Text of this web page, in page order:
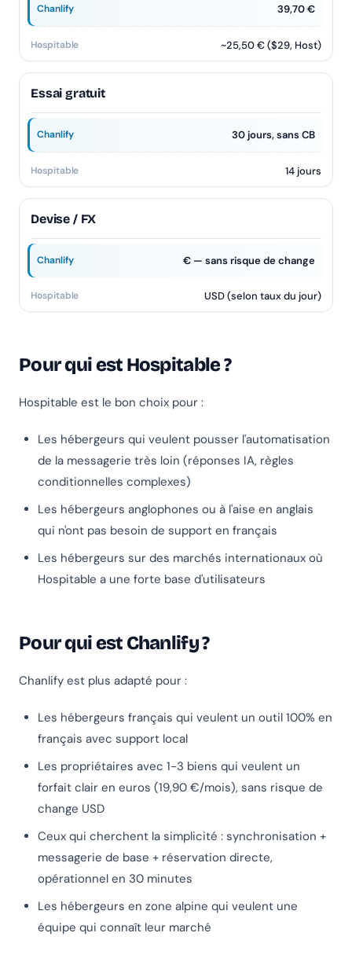
39,70 €
~25,50 € ($29, Host)
Essai gratuit
30 jours, sans CB
14 jours
Devise / FX
€ — sans risque de change
USD (selon taux du jour)
Pour qui est Hospitable ?
Hospitable est le bon choix pour :
Les hébergeurs qui veulent pousser l'automatisation
de la messagerie très loin (réponses IA, règles
conditionnelles complexes)
Les hébergeurs anglophones ou à l'aise en anglais
qui n'ont pas besoin de support en français
Les hébergeurs sur des marchés internationaux où
Hospitable a une forte base d'utilisateurs
Pour qui est Chanlify ?
Chanlify est plus adapté pour :
Les hébergeurs français qui veulent un outil 100% en
français avec support local
Les propriétaires avec 1-3 biens qui veulent un
forfait clair en euros (19,90 €/mois), sans risque de
change USD
Ceux qui cherchent la simplicité : synchronisation +
messagerie de base + réservation directe,
opérationnel en 30 minutes
Les hébergeurs en zone alpine qui veulent une
équipe qui connaît leur marché